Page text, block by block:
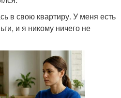
в свою квартиру. У меня есть
и я никому ничего не